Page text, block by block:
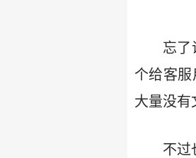
忘了
个给客
大量没
不过